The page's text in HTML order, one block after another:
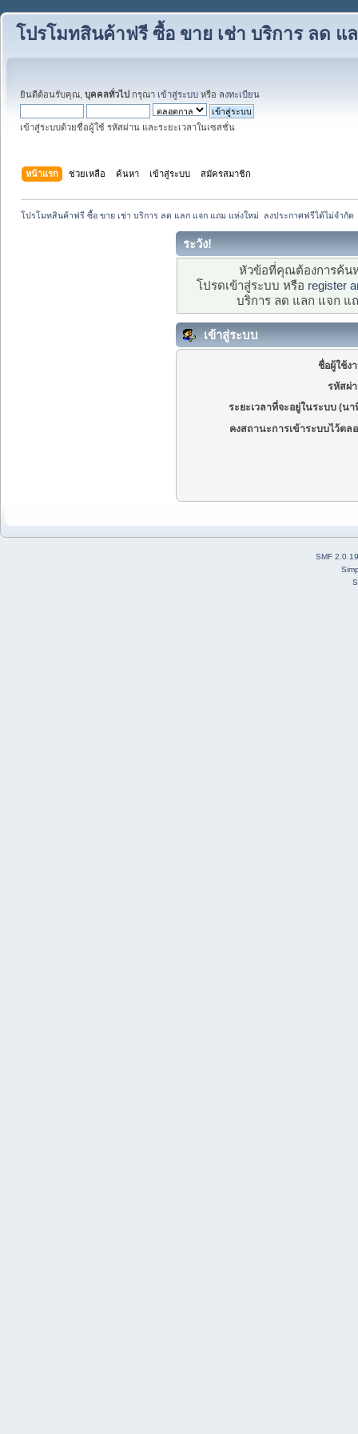
โปรโมทสินค้าฟรี ซื้อ ขาย เช่า บริการ ลด
ยินดีต้อนรับคุณ, บุคคลทั่วไป กรุณา เข้าสู่ระบบ หรือ ลงทะเบียน
เข้าสู่ระบบด้วยชื่อผู้ใช้ รหัสผ่าน และระยะเวลาในเซสชั่น
หน้าแรก ช่วยเหลือ ค้นหา เข้าสู่ระบบ สมัครสมาชิก
โปรโมทสินค้าฟรี ซื้อ ขาย เช่า บริการ ลด แลก แจก แถม แห่งใหม่  ลงประกาศฟรีได้ไม่จำกัด
ระวัง!
หัวข้อที่คุณต้องการค้น
โปรดเข้าสู่ระบบ หรือ register
บริการ ลด แลก แจก แ
เข้าสู่ระบบ
ชื่อผู้ใช้ง
รหัสผ่
ระยะเวลาที่จะอยู่ในระบบ (นา
คงสถานะการเข้าระบบไว้ตล
SMF 2.0.19